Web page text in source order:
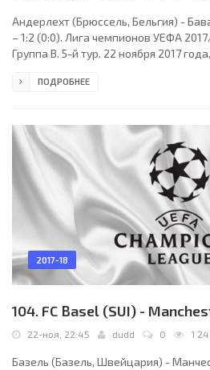
Андерлехт (Брюссель, Бельгия) -
– 1:2 (0:0). Лига чемпионов УЕФА
Группа B. 5-й тур. 22 ноября 2017
19753 зрителя (70 % при
Стюарт Барт (Нортгемптоншир,
помощники рефери: Крейг
ПОДРОБНЕЕ
2017-18
104. FC Basel (SUI) -
22-ноя, 22:45 dudd 0 1
Базель (Базель, Швейцария) -